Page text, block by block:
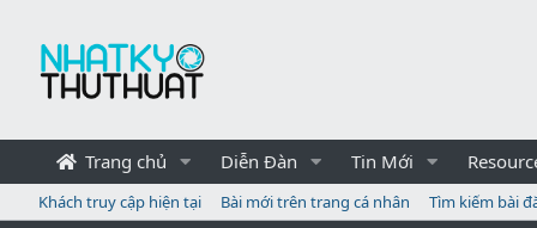
Trang chủ Diễn Đàn Tin Mới
Khách truy cập hiện tại Bài mới trên trang cá nhân Tìm kiếm bài